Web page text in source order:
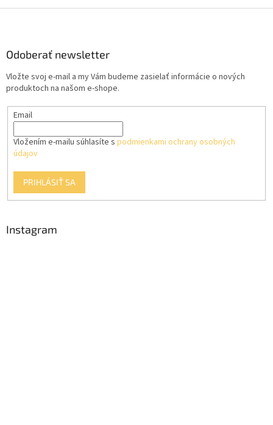
Odoberať newsletter
Vložte svoj e-mail a my Vám budeme zasielať informácie o nových
produktoch na našom e-shope.
Email
Vložením e-mailu súhlasíte s podmienkami ochrany osobných
údajov
PRIHLÁSIŤ SA
Instagram